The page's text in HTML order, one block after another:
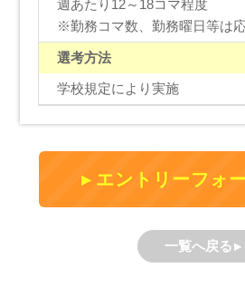
週あたり12～18コマ程度
※勤務コマ数、勤務曜日等は
選考方法
学校規定により実施
エントリーフォ
一覧へ戻る